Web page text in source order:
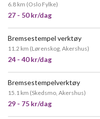
6.8 km (Oslo Fylke)
27 - 50 kr/dag
Bremsestempel verktøy
11.2 km (Lørenskog, Akershus)
24 - 40 kr/dag
Bremsestempelverktøy
15.1 km (Skedsmo, Akershus)
29 - 75 kr/dag